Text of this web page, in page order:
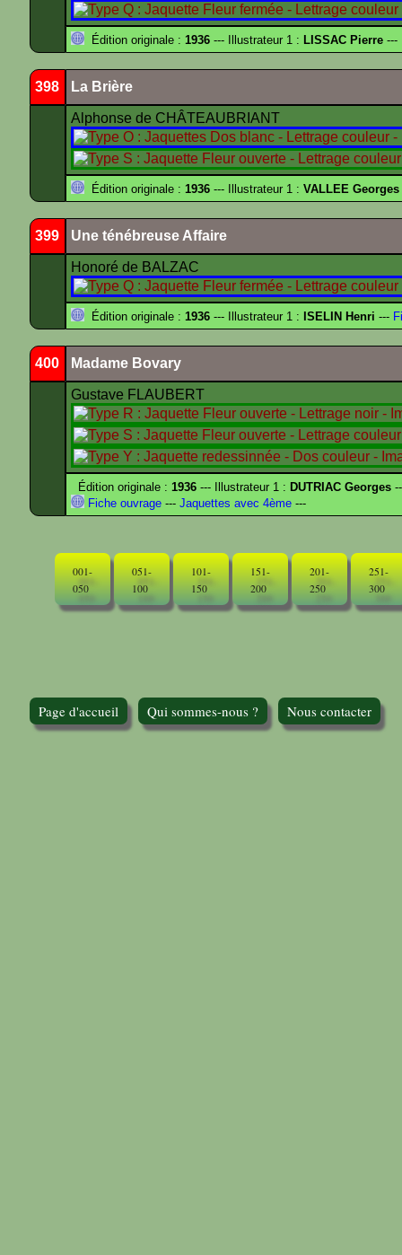
Édition originale : 1936 --- Illustrateur 1 : LISSAC Pierre ---
398 La Brière
Alphonse de CHÂTEAUBRIANT
Édition originale : 1936 --- Illustrateur 1 : VALLEE Georges
399 Une ténébreuse Affaire
Honoré de BALZAC
Édition originale : 1936 --- Illustrateur 1 : ISELIN Henri ---
400 Madame Bovary
Gustave FLAUBERT
Édition originale :1936 --- Illustrateur 1 : DUTRIAC Georges
Fiche ouvrage --- Jaquettes avec 4ème ---
001-
050
051-
100
101-
150
151-
200
201-
250
251-
300
Page d'accueil Qui sommes-nous ? Nous contacter